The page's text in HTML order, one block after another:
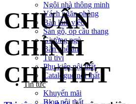
Ngôi nhà thông minh
Vách ngăn phòng
Bàn làm việc
Sàn gỗ, ốp cầu thang
Giường ngủ
Bàn ghế ăn
Tủ tivi
Phụ kiện nội thất
Catalogue nội thất
Tin tức
Khuyến mãi
Blog nội thất
CHUẨN
CHỈNH
CHI TIẾT